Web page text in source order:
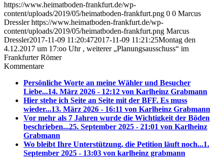
https://www.heimatboden-frankfurt.de/wp-
content/uploads/2019/05/heimatboden-frankfurt.png 0 0 Marcus
Dressler https://www.heimatboden-frankfurt.de/wp-
content/uploads/2019/05/heimatboden-frankfurt.png Marcus
Dressler2017-11-09 11:20:472017-11-09 11:21:25Montag den
4.12.2017 um 17:oo Uhr , weiterer „Planungsausschuss“ im
Frankfurter Römer
Kommentare
Persönliche Worte an meine Wähler und Besucher
Liebe...14. März 2026 - 12:12 von Karlheinz Grabmann
Hier stehe ich Seite an Seite mit der BFF. Es muss
wieder...13. März 2026 - 16:11 von Karlheinz Grabmann
Vor mehr als 7 Jahren wurde die Wichtigkeit der Böden
beschrieben...25. September 2025 - 21:01 von Karlheinz
Grabmann
Wo bleibt Ihre Unterstützung, die Petition läuft noch...1.
September 2025 - 13:03 von karlheinz grabmann